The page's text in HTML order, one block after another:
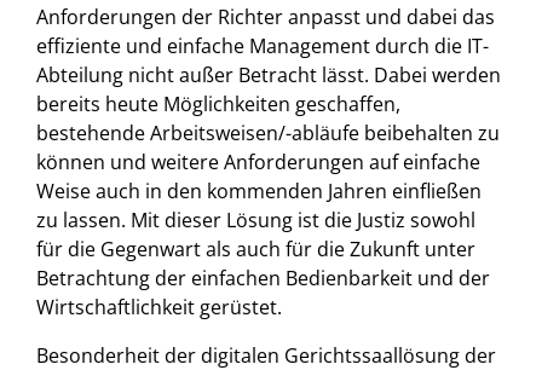
Anforderungen der Richter anpasst und dabei das
effiziente und einfache Management durch die IT-
Abteilung nicht außer Betracht lässt. Dabei werden
bereits heute Möglichkeiten geschaffen,
bestehende Arbeitsweisen/-abläufe beibehalten zu
können und weitere Anforderungen auf einfache
Weise auch in den kommenden Jahren einfließen
zu lassen. Mit dieser Lösung ist die Justiz sowohl
für die Gegenwart als auch für die Zukunft unter
Betrachtung der einfachen Bedienbarkeit und der
Wirtschaftlichkeit gerüstet.
Besonderheit der digitalen Gerichtssaallösung der